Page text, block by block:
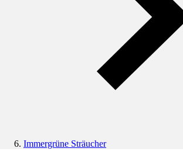
Immergrüne Sträucher